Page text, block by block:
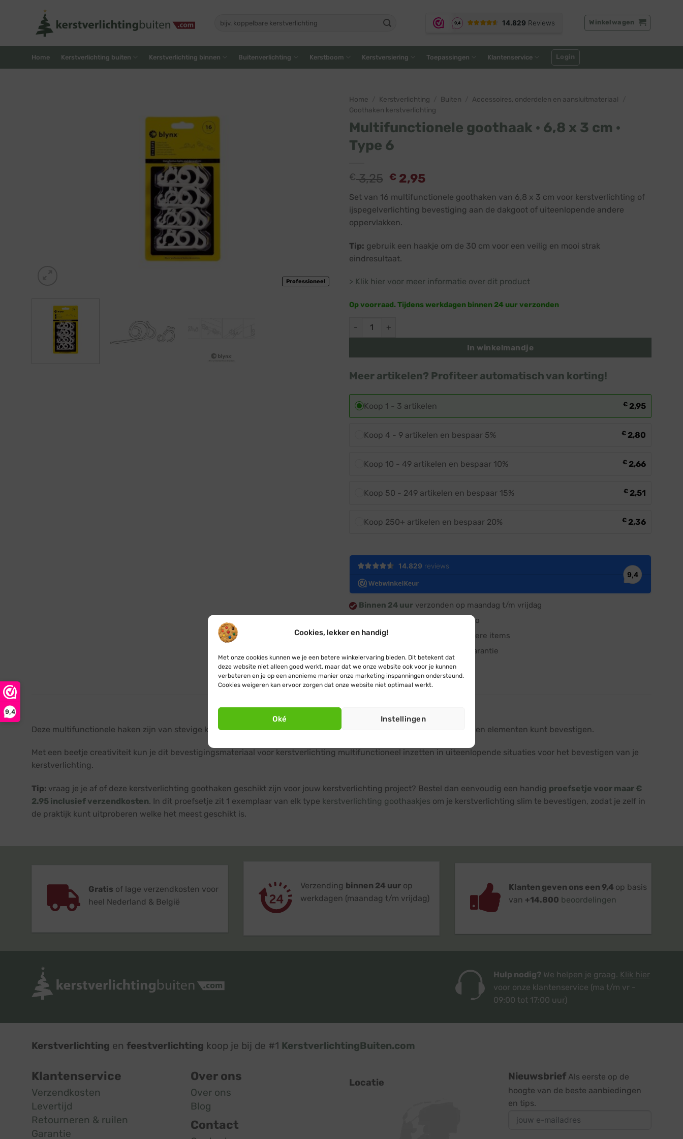
Cookies, lekker en handig!
Met onze cookies kunnen we je een betere winkelervaring bieden. Dit betekent dat
deze website niet alleen goed werkt, maar dat we onze website ook voor je kunnen
verbeteren en je op een anonieme manier onze marketing inspanningen ondersteund.
Cookies weigeren kan ervoor zorgen dat onze website niet optimaal werkt.
Oké Instellingen
9,4
naar:
Winkelwagen
Home Kerstverlichting buiten Kerstverlichting binnen Buitenverlichting Kerstboom Kerstversiering Toepassingen Klantenservice Login
Professioneel
Home Kerstverlichting Buiten Accessoires, onderdelen en aansluitmateriaal
Goothaken kerstverlichting
Multifunctionele goothaak · 6,8 x 3 cm ·
Type 6
€3,25 € 2,95
Set van 16 multifunctionele goothaken van 6,8 x 3 cm voor kerstverlichting of
ijspegelverlichting bevestiging aan de dakgoot of uiteenlopende andere
oppervlakken.
Tip: gebruik een haakje om de 30 cm voor een veilig en mooi strak
eindresultaat.
> Klik hier voor meer informatie over dit product
Op voorraad. Tijdens werkdagen binnen 24 uur verzonden
Multifunctionele goothaak · 6,8 x 3 cm · Type 6 aantal
In winkelmandje
Meer artikelen? Profiteer automatisch van korting!
Koop 1 - 3 artikelen € 2,95
Koop 4 - 9 artikelen en bespaar 5% € 2,80
Koop 10 - 49 artikelen en bespaar 10% € 2,66
Koop 50 - 249 artikelen en bespaar 15% € 2,51
Koop 250+ artikelen en bespaar 20% € 2,36
Binnen 24 uur verzonden op maandag t/m vrijdag
vanaf 50 euro
Automatisch korting
bij meerdere items
30 dagen bedenktijd en 2 jaar garantie
Deze multifunctionele haken zijn van stevige kwaliteit, waarmee je je kerstverlichting veilig aan allerlei oppervlakken en elementen kunt bevestigen.
Met een beetje creativiteit kun je dit bevestigingsmateriaal voor kerstverlichting multifunctioneel inzetten in uiteenlopende situaties voor het bevestigen van je
kerstverlichting.
Tip: vraag je je af of deze kerstverlichting goothaken geschikt zijn voor jouw kerstverlichting project? Bestel dan eenvoudig een handig proefsetje voor maar €
2.95 inclusief verzendkosten. In dit proefsetje zit 1 exemplaar van elk type kerstverlichting goothaakjes om je kerstverlichting slim te bevestigen, zodat je zelf in
de praktijk kunt uitproberen welke het meest geschikt is.
Gratis of lage verzendkosten voor
heel Nederland & België
Verzending binnen 24 uurop
werkdagen (maandag t/m vrijdag)
Klanten geven ons een 9,4 op basis
van +14.800 beoordelingen
Hulp nodig? We helpen je graag. Klik hier
voor onze klantenservice (ma t/m vr -
09:00 tot 17:00 uur)
Kerstverlichting en feestverlichting koop je bij de #1 KerstverlichtingBuiten.com
Klantenservice
Verzendkosten
Levertijd
Retourneren & ruilen
Garantie
Over ons
Over ons
Blog
Contact
Locatie
Nieuwsbrief Als eerste op de
hoogte van de beste aanbiedingen
en tips.